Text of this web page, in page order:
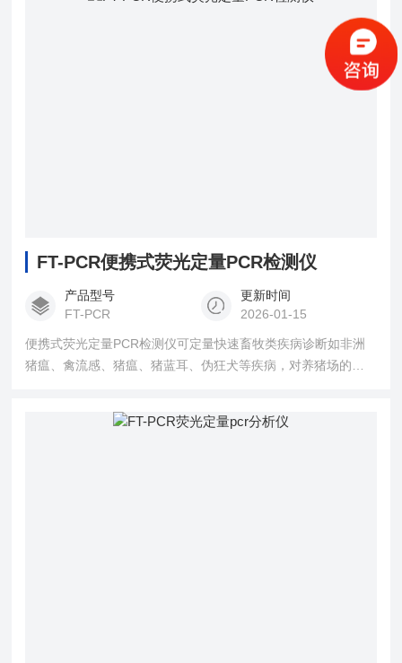
FT-PCR便携式荧光定量PCR检测仪
产品型号
FT-PCR
更新时间
2026-01-15
便携式荧光定量PCR检测仪可定量快速畜牧类疾病诊断如非洲
猪瘟、禽流感、猪瘟、猪蓝耳、伪狂犬等疾病，对养猪场的帮